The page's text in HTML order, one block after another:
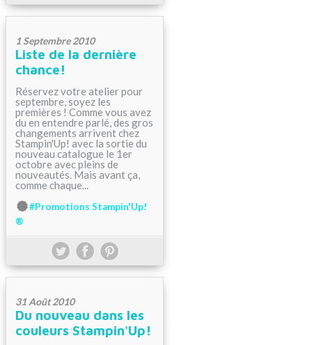
1 Septembre 2010
Liste de la dernière
chance!
Réservez votre atelier pour
septembre, soyez les
premières ! Comme vous avez
du en entendre parlé, des gros
changements arrivent chez
Stampin'Up! avec la sortie du
nouveau catalogue le 1er
octobre avec pleins de
nouveautés. Mais avant ça,
comme chaque...
#Promotions Stampin'Up!
®
31 Août 2010
Du nouveau dans les
couleurs Stampin'Up!